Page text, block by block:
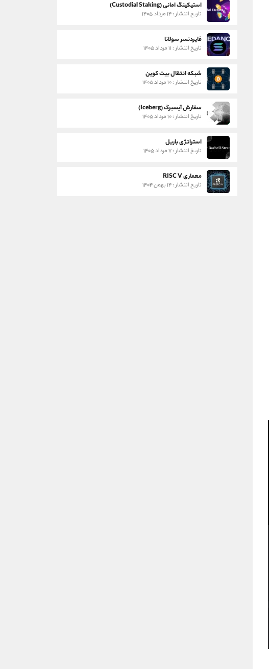
استیکینگ امانی (Custodial Staking)
تاریخ انتشار : ۱۴ مرداد ۱۴۰۵
فایردنسر سولانا
تاریخ انتشار : ۱۱ مرداد ۱۴۰۵
شبکه انتقال بیت کوین
تاریخ انتشار : ۱۰ مرداد ۱۴۰۵
سفارش آیسبرگ (Iceberg)
تاریخ انتشار : ۱۰ مرداد ۱۴۰۵
استراتژی باربل
تاریخ انتشار : ۷ مرداد ۱۴۰۵
معماری RISC V
تاریخ انتشار : ۱۴ بهمن ۱۴۰۴